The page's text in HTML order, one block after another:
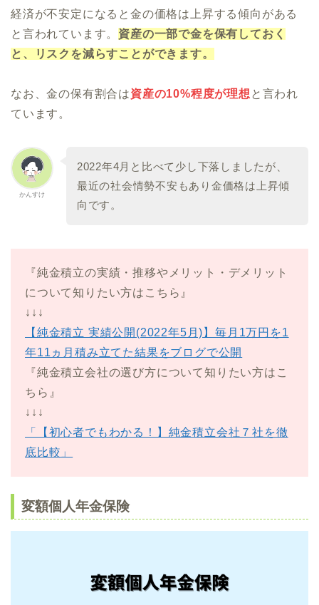
経済が不安定になると金の価格は上昇する傾向がある
と言われています。 資産の一部で金を保有しておく
と、リスクを減らすことができます。
なお、金の保有割合は資産の10%程度が理想 と言われ
ています。
かんすけ
2022年4月と比べて少し下落しましたが、
最近の社会情勢不安もあり金価格は上昇傾
向です。
『純金積立の実績・推移やメリット・デメリット
について知りたい方はこちら』
↓↓↓
【純金積立 実績公開(2022年5月)】毎月1万円を1
年11ヵ月積み立てた結果をブログで公開
『純金積立会社の選び方について知りたい方はこ
ちら』
↓↓↓
「【初心者でもわかる！】純金積立会社７社を徹
底比較」
変額個人年金保険